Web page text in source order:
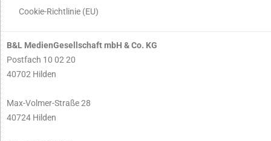
Cookie-Richtlinie (EU)
B&L MedienGesellschaft mbH & Co. KG
Postfach 10 02 20
40702 Hilden
Max-Volmer-Straße 28
40724 Hilden